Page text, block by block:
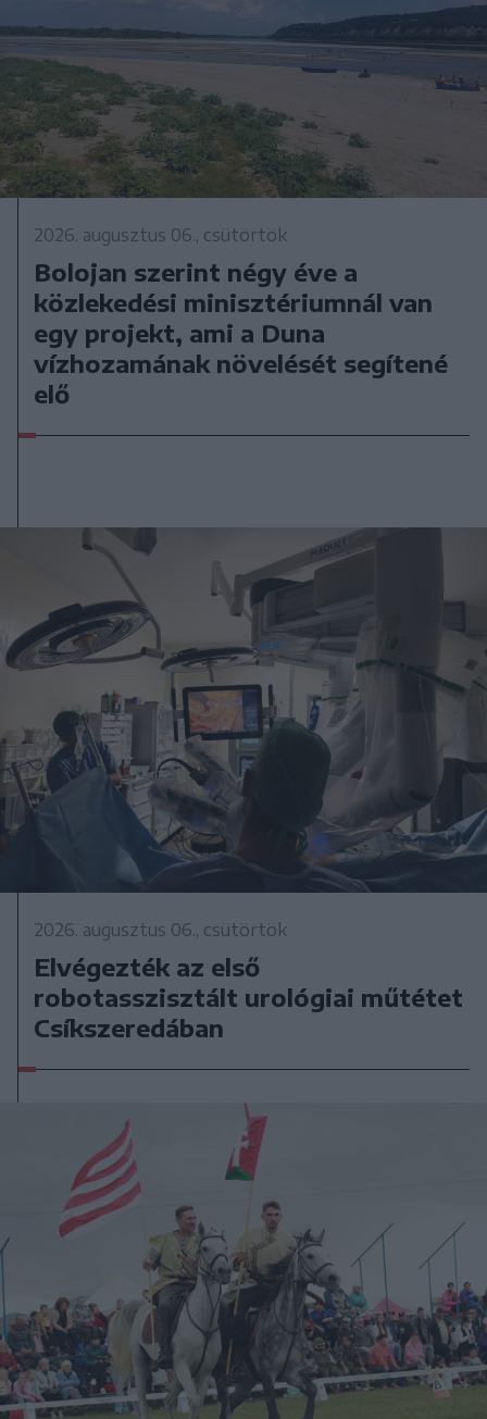
2026. augusztus 06., csütörtök
Bolojan szerint négy éve a
közlekedési minisztériumnál van
egy projekt, ami a Duna
vízhozamának növelését segítené
elő
2026. augusztus 06., csütörtök
Elvégezték az első
robotasszisztált urológiai műtétet
Csíkszeredában